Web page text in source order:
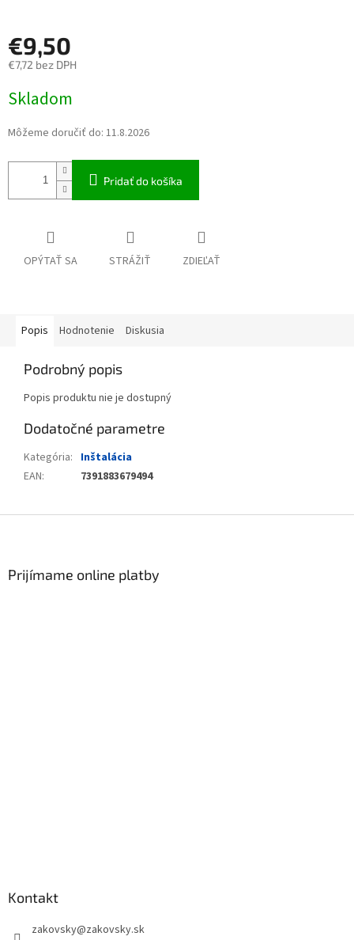
€9,50
€7,72 bez DPH
Skladom
Môžeme doručiť do: 11.8.2026
Pridať do košíka
OPÝTAŤ SA STRÁŽIŤ ZDIEĽAŤ
Popis Hodnotenie Diskusia
Podrobný popis
Popis produktu nie je dostupný
Dodatočné parametre
Kategória: Inštalácia
EAN: 7391883679494
Prijímame online platby
Kontakt
zakovsky@zakovsky.sk